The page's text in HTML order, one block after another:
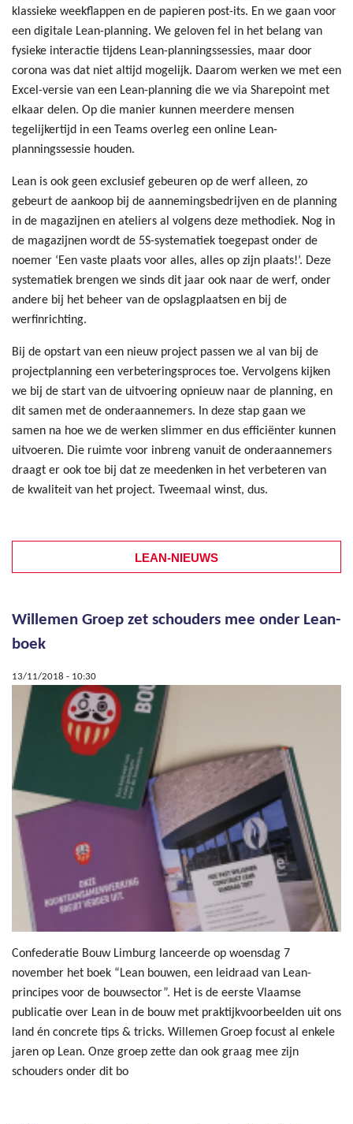
klassieke weekflappen en de papieren post-its. En we gaan voor
een digitale Lean-planning. We geloven fel in het belang van
fysieke interactie tijdens Lean-planningssessies, maar door
corona was dat niet altijd mogelijk. Daarom werken we met een
Excel-versie van een Lean-planning die we via Sharepoint met
elkaar delen. Op die manier kunnen meerdere mensen
tegelijkertijd in een Teams overleg een online Lean-
planningssessie houden.
Lean is ook geen exclusief gebeuren op de werf alleen, zo
gebeurt de aankoop bij de aannemingsbedrijven en de planning
in de magazijnen en ateliers al volgens deze methodiek. Nog in
de magazijnen wordt de 5S-systematiek toegepast onder de
noemer ‘Een vaste plaats voor alles, alles op zijn plaats!’. Deze
systematiek brengen we sinds dit jaar ook naar de werf, onder
andere bij het beheer van de opslagplaatsen en bij de
werfinrichting.
Bij de opstart van een nieuw project passen we al van bij de
projectplanning een verbeteringsproces toe. Vervolgens kijken
we bij de start van de uitvoering opnieuw naar de planning, en
dit samen met de onderaannemers. In deze stap gaan we
samen na hoe we de werken slimmer en dus efficiënter kunnen
uitvoeren. Die ruimte voor inbreng vanuit de onderaannemers
draagt er ook toe bij dat ze meedenken in het verbeteren van
de kwaliteit van het project. Tweemaal winst, dus.
LEAN-NIEUWS
Willemen Groep zet schouders mee onder Lean-
boek
13/11/2018 - 10:30
Confederatie Bouw Limburg lanceerde op woensdag 7
november het boek “Lean bouwen, een leidraad van Lean-
principes voor de bouwsector”. Het is de eerste Vlaamse
publicatie over Lean in de bouw met praktijkvoorbeelden uit ons
land én concrete tips & tricks. Willemen Groep focust al enkele
jaren op Lean. Onze groep zette dan ook graag mee zijn
schouders onder dit bo
Pagina's